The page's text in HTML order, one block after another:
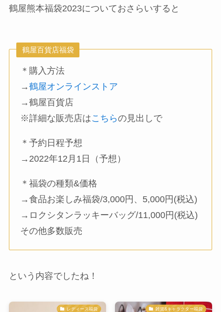
鶴屋熊本福袋2023についておさらいすると
鶴屋百貨店福袋
＊購入方法
→鶴屋オンラインストア
→鶴屋百貨店
※詳細な販売店はこちらの見出しで
＊予約日程予想
→2022年12月1日（予想）
＊福袋の種類&価格
→食品お楽しみ福袋/3,000円、5,000円(税込)
→ロクシタンラッキーバッグ/11,000円(税込)
その他多数販売
という内容でしたね！
レディース福袋 雑貨&キャラクター福袋